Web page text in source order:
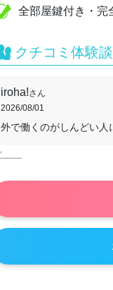
全部屋鍵付き・完
クチコミ体験談
iroha!さん
2026/08/01
外で働くのがしんどい人